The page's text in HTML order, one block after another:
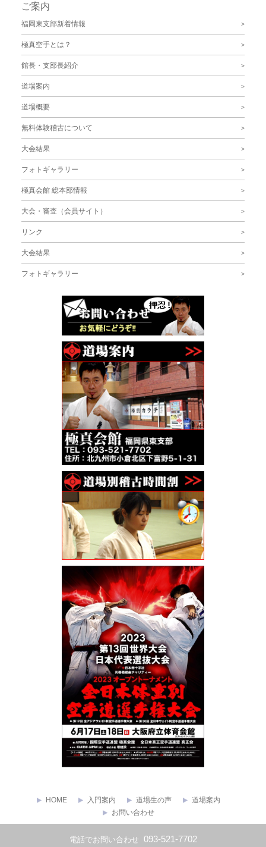
ご案内
福岡東支部新着情報
極真空手とは？
館長・支部長紹介
道場案内
道場概要
無料体験稽古について
大会結果
フォトギャラリー
極真会館 総本部情報
大会・審査（会員サイト）
リンク
大会結果
フォトギャラリー
電話でお問い合わせ 093-521-7702
HOME 入門案内 道場生の声
道場案内
お問い合わせ
Copyright ©極真会館 福岡県東支部All rights reserved.